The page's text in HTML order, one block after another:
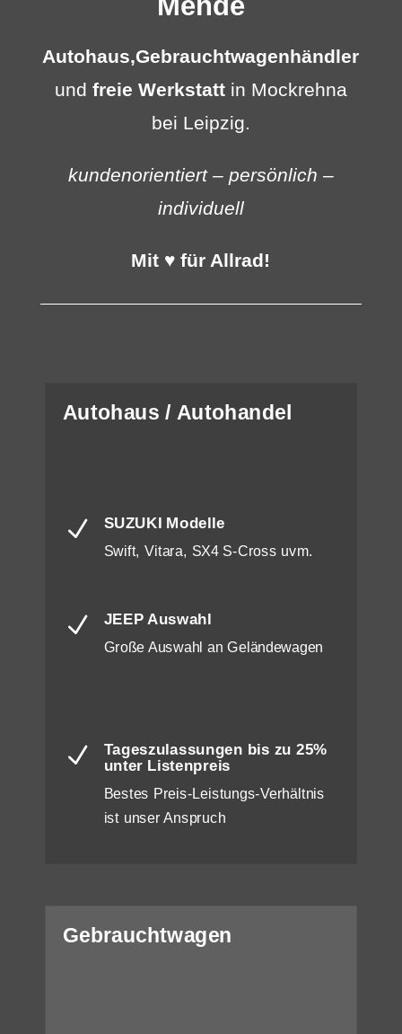
Autohaus,Gebrauchtwagenhändler
und freie Werkstattin Mockrehna
bei Leipzig.
kundenorientiert – persönlich –
individuell
Mit ♥ für Allrad!
Autohaus / Autohandel
N SUZUKI Modelle
Swift, Vitara, SX4 S-Cross uvm.
N JEEP Auswahl
Große Auswahl an Geländewagen
N
Tageszulassungen bis zu 25%
unter Listenpreis
Bestes Preis-Leistungs-Verhältnis
ist unser Anspruch
Gebrauchtwagen